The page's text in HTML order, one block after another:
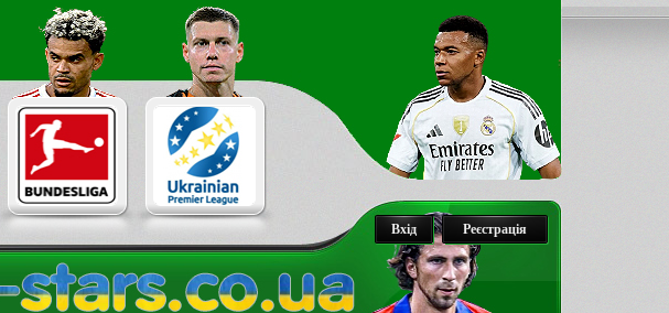
Реєстрація
Вхід